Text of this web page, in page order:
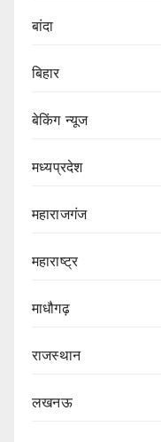
बांदा
बिहार
बेकिंग न्यूज
मध्यप्रदेश
महाराजगंज
महाराष्ट्र
माधौगढ़
राजस्थान
लखनऊ